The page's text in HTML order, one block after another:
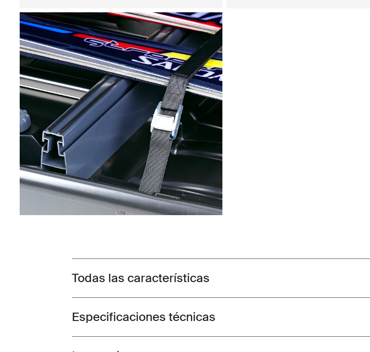
Toggle features
Todas las características
Toggle techspec
Especificaciones técnicas